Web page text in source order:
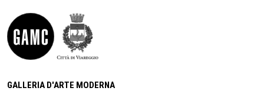
GALLERIA D'ARTE MODERNA